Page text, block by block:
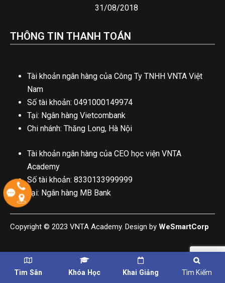
31/08/2018
THÔNG TIN THANH TOÁN
Tài khoản ngân hàng của Công Ty TNHH VNTA Việt
Nam
Số tài khoản: 0491000149974
Tại: Ngân hàng Vietcombank
Chi nhánh: Thăng Long, Hà Nội
Tài khoản ngân hàng của CEO học viện VNTA
Academy
Số tài khoản: 8330133999999
Tại: Ngân hàng MB Bank
Copyright © 2023 VNTA Academy. Design by WeSmartCorp
Tìm Sân Khóa Học Khai Giảng Tìm Kiếm